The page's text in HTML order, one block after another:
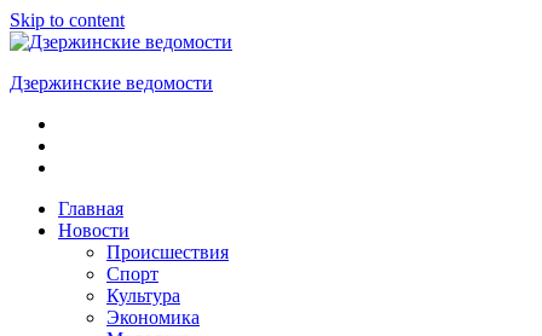
Skip to content
Дзержинские ведомости
ОБЩЕСТВЕННО-
ПОЛИТИЧЕСКАЯ
ГАЗЕТАГлавная
Новости
Происшествия
Спорт
Культура
Экономика